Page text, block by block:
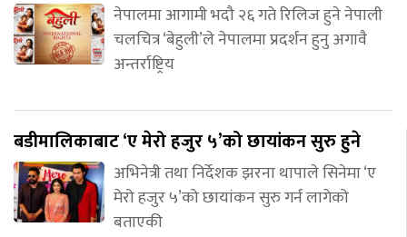
नेपालमा आगामी भदौ २६ गते रिलिज हुने नेपाली
चलचित्र ‘बेहुली’ले नेपालमा प्रदर्शन हुनु अगावै
अन्तर्राष्ट्रिय
बडीमालिकाबाट ‘ए मेरो हजुर ५’को छायांकन सुरु हुने
अभिनेत्री तथा निर्देशक झरना थापाले सिनेमा ‘ए
मेरो हजुर ५’को छायांकन सुरु गर्न लागेको
बताएकी